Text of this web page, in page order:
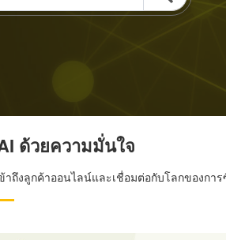
ด้วยความมั่นใจ
ถึงลูกค้าออนไลน์และเชื่อมต่อกับโลกของกา